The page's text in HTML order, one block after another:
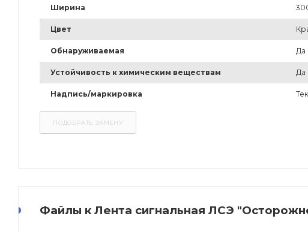
Ширина
Цвет
Обнаруживаемая Да
Устойчивость к химическим веществам Да
Надпись/маркировка
Файлы к Лента сигнальная ЛСЭ